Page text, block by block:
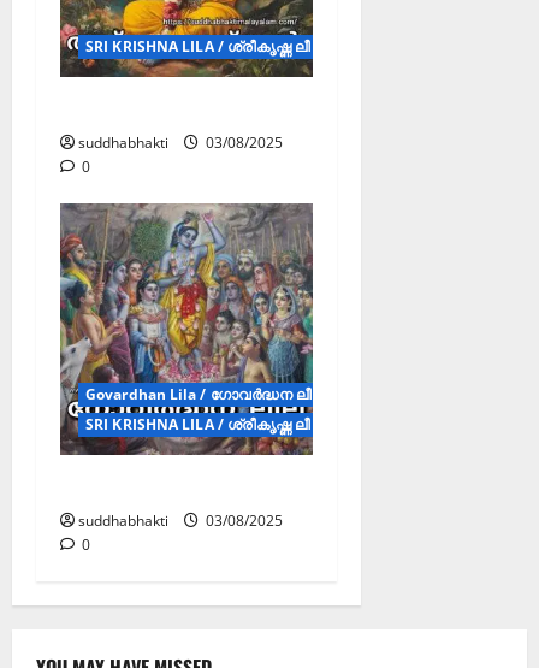
SRI KRISHNA LILA / ശ്രീകൃഷ്ണ ലീല (STORY)
suddhabhakti
03/08/2025
0
Govardhan Lila / ഗോവർദ്ധന ലീല (Story)
SRI KRISHNA LILA / ശ്രീകൃഷ്ണ ലീല (STORY)
suddhabhakti
03/08/2025
0